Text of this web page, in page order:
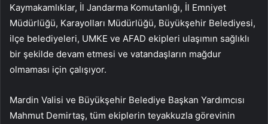
Kaymakamlıklar, İl Jandarma Komutanlığı, İl Emniyet
Müdürlüğü, Karayolları Müdürlüğü, Büyükşehir Belediyesi,
ilçe belediyeleri, UMKE ve AFAD ekipleri ulaşımın sağlıklı
bir şekilde devam etmesi ve vatandaşların mağdur
olmaması için çalışıyor.
Mardin Valisi ve Büyükşehir Belediye Başkan Yardımcısı
Mahmut Demirtaş, tüm ekiplerin teyakkuzla görevinin